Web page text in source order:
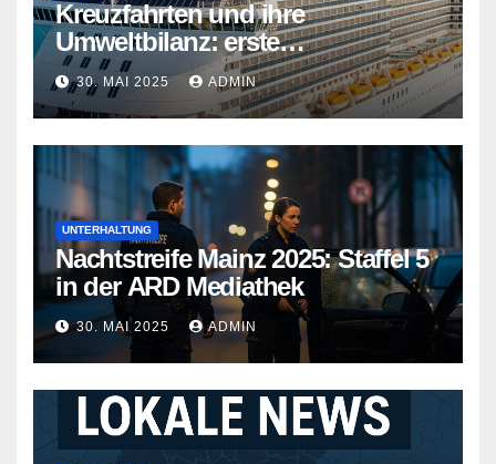
Kreuzfahrten und ihre
Umweltbilanz: erste
Kreuzfahrtschiffe gehen neue
Wege
30. MAI 2025 ADMIN
UNTERHALTUNG
Nachtstreife Mainz 2025: Staffel 5
in der ARD Mediathek
30. MAI 2025 ADMIN